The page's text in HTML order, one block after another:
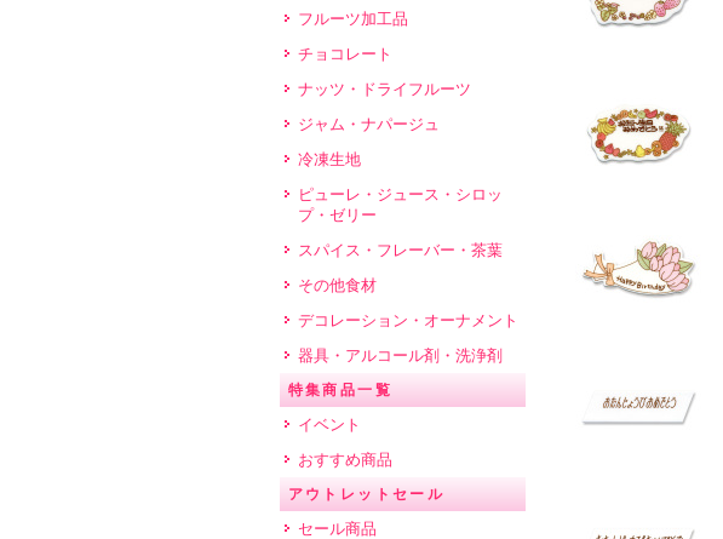
フルーツ加工品
チョコレート
ナッツ・ドライフルーツ
ジャム・ナパージュ
冷凍生地
ピューレ・ジュース・シロッ
プ・ゼリー
スパイス・フレーバー・茶葉
その他食材
デコレーション・オーナメント
器具・アルコール剤・洗浄剤
特集商品一覧
イベント
おすすめ商品
アウトレットセール
セール商品